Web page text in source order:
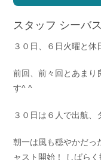
ボート免許
長年の実績と信頼！
Shop Info.
Recruit
スタッフ シーバ
３０日、６日火曜と休
前回、前々回とあまり
す^ ^
３０日は６人で出航
朝一は風も穏やかだっ
ャスト開始！ しばら